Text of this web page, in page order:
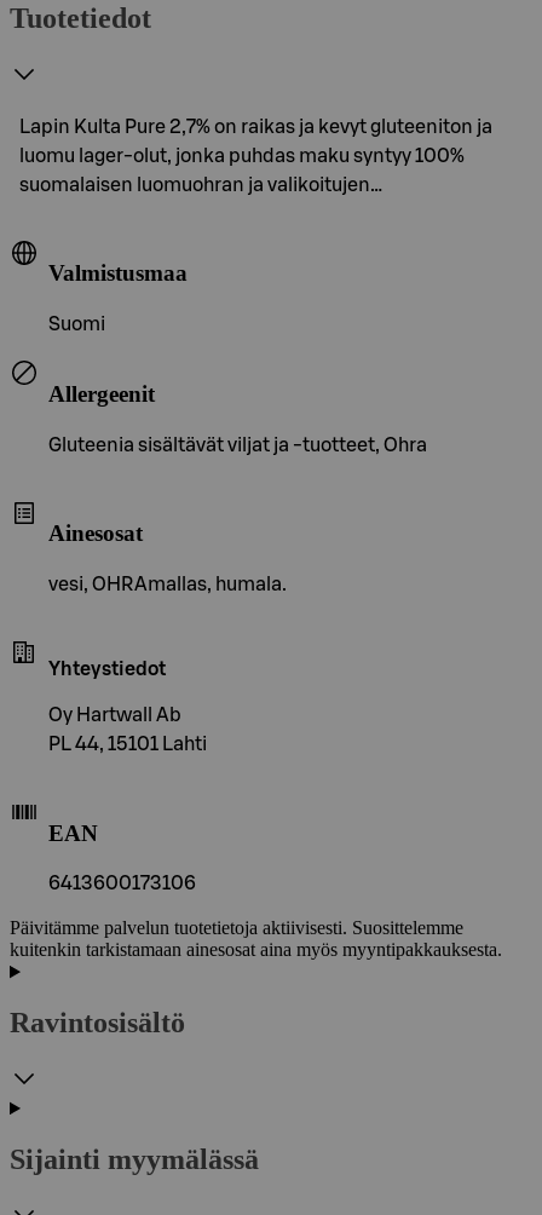
Tuotetiedot
Lapin Kulta Pure 2,7% on raikas ja kevyt gluteeniton ja
luomu lager-olut, jonka puhdas maku syntyy 100%
suomalaisen luomuohran ja valikoitujen…
Valmistusmaa
Suomi
Allergeenit
Gluteenia sisältävät viljat ja -tuotteet, Ohra
Ainesosat
vesi, OHRAmallas, humala.
Yhteystiedot
Oy Hartwall Ab
PL 44, 15101 Lahti
EAN
6413600173106
Päivitämme palvelun tuotetietoja aktiivisesti. Suosittelemme
kuitenkin tarkistamaan ainesosat aina myös myyntipakkauksesta.
Ravintosisältö
Sijainti myymälässä